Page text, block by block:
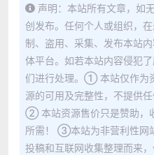
声明：本站所有文章，如
创发布。任何个人或组织，
制、盗用、采集、发布本站
体平台。如若本站内容侵犯
们进行处理。① 本站仅作为
源的可用及完整性，不提供
② 本站资源售价只是赞助，
所需！ ③本站为非营利性网
投稿和互联网收集整理而来